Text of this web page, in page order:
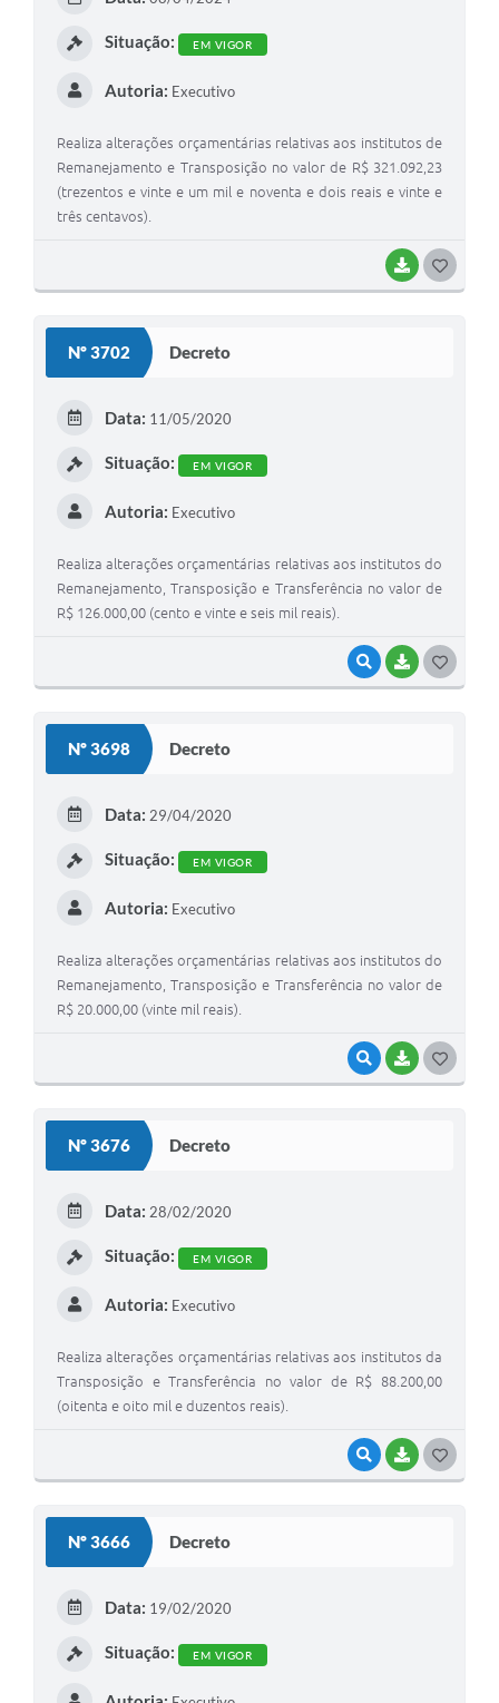
BAIXAR
Situação: EM VIGOR
Autoria: Executivo
Realiza alterações orçamentárias relativas aos institutos de
Remanejamento e Transposição no valor de R$ 321.092,23
(trezentos e vinte e um mil e noventa e dois reais e vinte e
três centavos).
Nº 3702 Decreto
VISUALIZAR
BAIXAR
Data: 11/05/2020
Situação: EM VIGOR
Autoria: Executivo
Realiza alterações orçamentárias relativas aos institutos do
Remanejamento, Transposição e Transferência no valor de
R$ 126.000,00 (cento e vinte e seis mil reais).
Nº 3698 Decreto
VISUALIZAR
BAIXAR
Data: 29/04/2020
Situação: EM VIGOR
Autoria: Executivo
Realiza alterações orçamentárias relativas aos institutos do
Remanejamento, Transposição e Transferência no valor de
R$ 20.000,00 (vinte mil reais).
Nº 3676 Decreto
VISUALIZAR
BAIXAR
Data: 28/02/2020
Situação: EM VIGOR
Autoria: Executivo
Realiza alterações orçamentárias relativas aos institutos da
Transposição e Transferência no valor de R$ 88.200,00
(oitenta e oito mil e duzentos reais).
Nº 3666 Decreto
Data: 19/02/2020
Situação: EM VIGOR